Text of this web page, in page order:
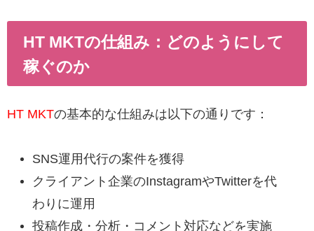
HT MKTの仕組み：どのようにして
稼ぐのか
HT MKTの基本的な仕組みは以下の通りです：
SNS運用代行の案件を獲得
クライアント企業のInstagramやTwitterを代
わりに運用
投稿作成・分析・コメント対応などを実施